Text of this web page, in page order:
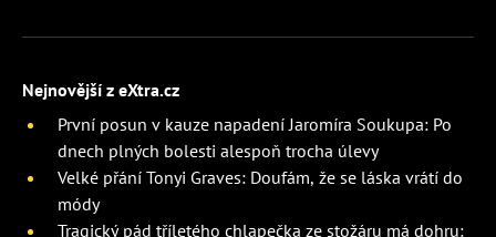
Nejnovější z eXtra.cz
První posun v kauze napadení Jaromíra Soukupa: Po
dnech plných bolesti alespoň trocha úlevy
Velké přání Tonyi Graves: Doufám, že se láska vrátí do
módy
Tragický pád tříletého chlapečka ze stožáru má dohru: